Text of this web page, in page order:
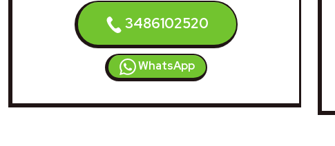
3486102520
WhatsApp